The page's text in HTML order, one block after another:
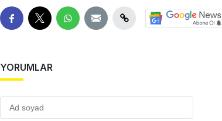
YORUMLAR